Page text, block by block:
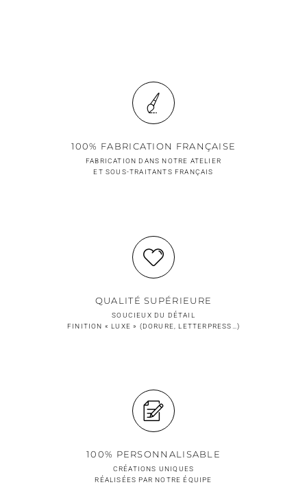
100% FABRICATION FRANÇAISE
FABRICATION DANS NOTRE ATELIER
ET SOUS-TRAITANTS FRANÇAIS
QUALITÉ SUPÉRIEURE
SOUCIEUX DU DÉTAIL
FINITION « LUXE » (DORURE, LETTERPRESS…)
100% PERSONNALISABLE
CRÉATIONS UNIQUES
RÉALISÉES PAR NOTRE ÉQUIPE